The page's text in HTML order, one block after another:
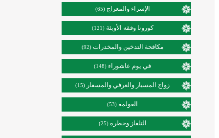
الإسراء والمعراج (65)
كورونا وفقه الأوبئة (121)
مكافحة التدخين والمخدرات (92)
في يوم عاشوراء (148)
زواج المسيار والعرفي والمسفار (15)
العولمة (53)
التلفاز وخطره (25)